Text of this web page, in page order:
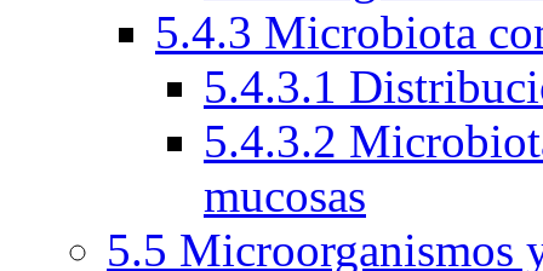
5.4.3 Microbiota
5.4.3.1
5.4.3.2
mucosas
5.5 Microorganismos